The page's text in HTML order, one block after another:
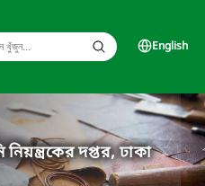
English
দপ্তর, ঢাকা